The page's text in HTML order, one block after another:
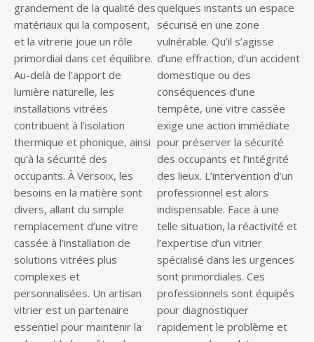
grandement de la qualité des
matériaux qui la composent,
et la vitrerie joue un rôle
primordial dans cet équilibre.
Au-delà de l’apport de
lumière naturelle, les
installations vitrées
contribuent à l’isolation
thermique et phonique, ainsi
qu’à la sécurité des
occupants. À Versoix, les
besoins en la matière sont
divers, allant du simple
remplacement d’une vitre
cassée à l’installation de
solutions vitrées plus
complexes et
personnalisées. Un artisan
vitrier est un partenaire
essentiel pour maintenir la
quelques instants un espace
sécurisé en une zone
vulnérable. Qu’il s’agisse
d’une effraction, d’un accident
domestique ou des
conséquences d’une
tempête, une vitre cassée
exige une action immédiate
pour préserver la sécurité
des occupants et l’intégrité
des lieux. L’intervention d’un
professionnel est alors
indispensable. Face à une
telle situation, la réactivité et
l’expertise d’un vitrier
spécialisé dans les urgences
sont primordiales. Ces
professionnels sont équipés
pour diagnostiquer
rapidement le problème et